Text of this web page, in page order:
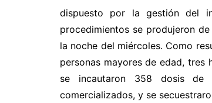
dispuesto por la gestión del
procedimientos se produjeron
la noche del miércoles. Como
personas mayores de edad, tres
se incautaron 358 dosis de
comercializados, y se